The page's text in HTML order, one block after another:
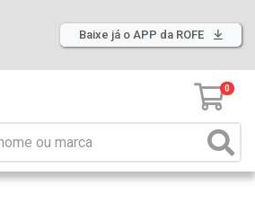
Baixe já o APP da ROFE
0